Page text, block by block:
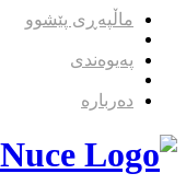
ماڵپەڕی پێشوو
پەیوەندی
دەربارە